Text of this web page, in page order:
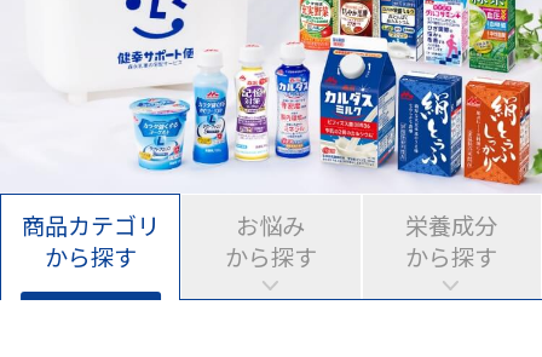
商品カテゴリ
から探す
お悩み
から探す
栄養成分
から探す